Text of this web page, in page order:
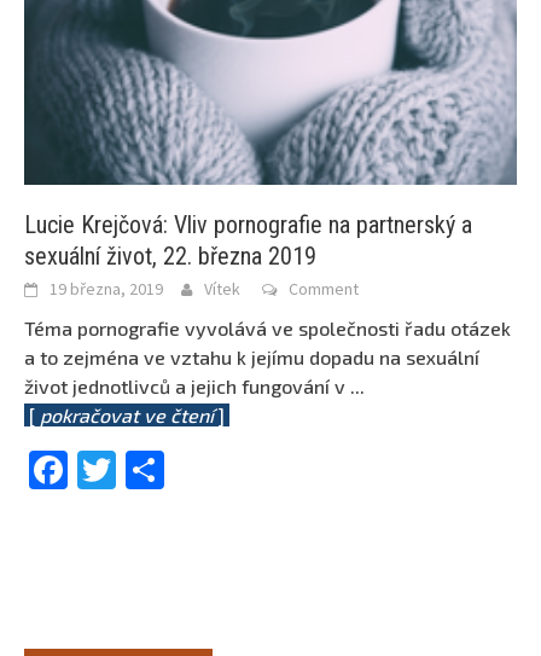
Lucie Krejčová: Vliv pornografie na partnerský a
sexuální život, 22. března 2019
19 března, 2019 Vítek Comment
Téma pornografie vyvolává ve společnosti řadu otázek
a to zejména ve vztahu k jejímu dopadu na sexuální
život jednotlivců a jejich fungování v ...
[ pokračovat ve čtení]
Facebook
Twitter